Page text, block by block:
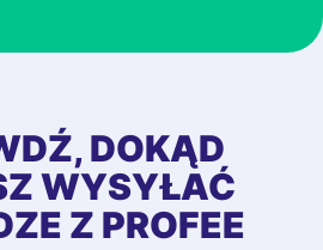
at Profee is very
first started
app, and they
quick to provide
and helpful
DOKĄD
WYSYŁAĆ
Z PROFEE